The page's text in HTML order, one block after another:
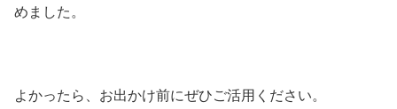
めました。
よかったら、お出かけ前にぜひご活用ください。